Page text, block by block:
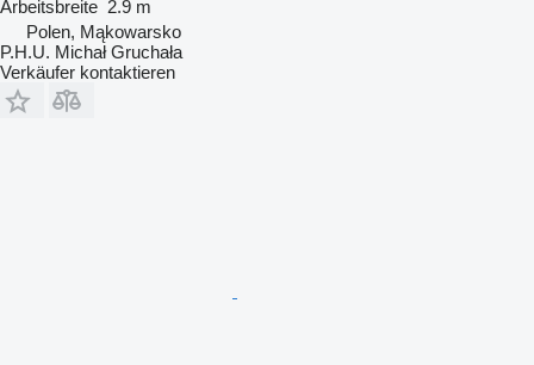
Arbeitsbreite 2.9 m
Polen, Mąkowarsko
P.H.U. Michał Gruchała
Verkäufer kontaktieren